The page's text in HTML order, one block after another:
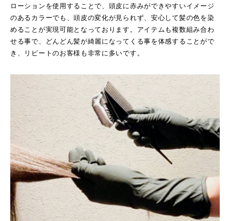
ローションを使用することで、頭皮に赤みができやすいイメージ
のあるカラーでも、頭皮の変化が見られず、安心して髪の色を染
めることが実現可能となっております。アイテムも複数組み合わ
せる事で、どんどん髪が綺麗になってくる事を体感することがで
き、リピートのお客様も非常に多いです。